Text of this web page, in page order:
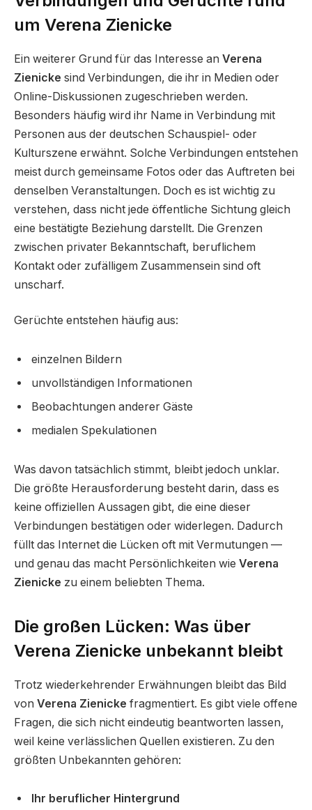
um Verena Zienicke
Ein weiterer Grund für das Interesse an Verena
Zienicke sind Verbindungen, die ihr in Medien oder
Online-Diskussionen zugeschrieben werden.
Besonders häufig wird ihr Name in Verbindung mit
Personen aus der deutschen Schauspiel- oder
Kulturszene erwähnt. Solche Verbindungen entstehen
meist durch gemeinsame Fotos oder das Auftreten bei
denselben Veranstaltungen. Doch es ist wichtig zu
verstehen, dass nicht jede öffentliche Sichtung gleich
eine bestätigte Beziehung darstellt. Die Grenzen
zwischen privater Bekanntschaft, beruflichem
Kontakt oder zufälligem Zusammensein sind oft
unscharf.
Gerüchte entstehen häufig aus:
einzelnen Bildern
unvollständigen Informationen
Beobachtungen anderer Gäste
medialen Spekulationen
Was davon tatsächlich stimmt, bleibt jedoch unklar.
Die größte Herausforderung besteht darin, dass es
keine offiziellen Aussagen gibt, die eine dieser
Verbindungen bestätigen oder widerlegen. Dadurch
füllt das Internet die Lücken oft mit Vermutungen —
und genau das macht Persönlichkeiten wie Verena
Zienicke zu einem beliebten Thema.
Die großen Lücken: Was über
Verena Zienicke unbekannt bleibt
Trotz wiederkehrender Erwähnungen bleibt das Bild
von Verena Zienicke fragmentiert. Es gibt viele offene
Fragen, die sich nicht eindeutig beantworten lassen,
weil keine verlässlichen Quellen existieren. Zu den
größten Unbekannten gehören:
Ihr beruflicher Hintergrund